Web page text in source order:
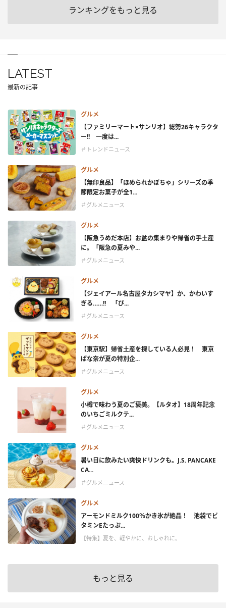
ランキングをもっと見る
LATEST
最新の記事
グルメ
【ファミリーマート×サンリオ】総勢26キャラクタ
ー!! 一度は...
＃トレンドニュース
グルメ
【無印良品】「ほめられかぼちゃ」シリーズの季
節限定お菓子が全1...
＃グルメニュース
グルメ
【阪急うめだ本店】お盆の集まりや帰省の手土産
に。「阪急の夏みや...
＃グルメニュース
グルメ
【ジェイアール名古屋タカシマヤ】か、かわいす
ぎる……!! 「ぴ...
＃グルメニュース
グルメ
【東京駅】帰省土産を探している人必見！ 東京
ばな奈が夏の特別企...
＃グルメニュース
グルメ
小樽で味わう夏のご褒美。【ルタオ】18周年記念
のいちごミルクテ...
＃グルメニュース
グルメ
暑い日に飲みたい爽快ドリンクも。J.S. PANCAKE
CA...
＃グルメニュース
グルメ
アーモンドミルク100％かき氷が絶品！ 池袋でビ
タミンEたっぷ...
【特集】夏を、軽やかに、おしゃれに。
もっと見る